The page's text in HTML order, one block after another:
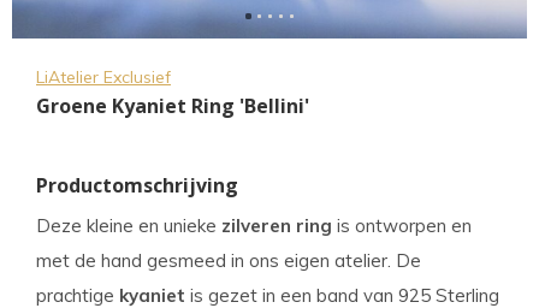
LiAtelier Exclusief
Groene Kyaniet Ring 'Bellini'
Productomschrijving
Deze kleine en unieke zilveren ring is ontworpen en
met de hand gesmeed in ons eigen atelier. De
prachtige kyaniet is gezet in een band van 925 Sterling